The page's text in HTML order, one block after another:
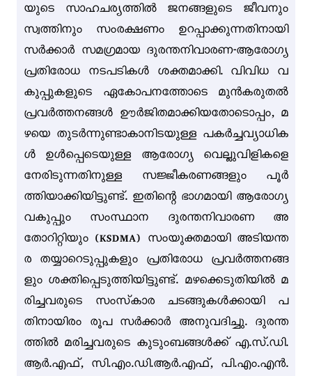
യുടെ സാഹചര്യത്തിൽ ജനങ്ങളുടെ ജീവനും
സ്വത്തിനും സംരക്ഷണം ഉറപ്പാക്കുന്നതിനായി
സർക്കാർ സമഗ്രമായ ദുരന്തനിവാരണ-ആരോഗ്യ
പ്രതിരോധ നടപടികൾ ശക്തമാക്കി. വിവിധ വ
കുപ്പുകളുടെ ഏകോപനത്തോടെ മുൻകരുതൽ
പ്രവർത്തനങ്ങൾ ഊർജിതമാക്കിയതോടൊപ്പം, മ
ഴയെ തുടർന്നുണ്ടാകാനിടയുള്ള പകർച്ചവ്യാധിക
ൾ ഉൾപ്പെടെയുള്ള ആരോഗ്യ വെല്ലുവിളികളെ
നേരിടുന്നതിനുള്ള സജ്ജീകരണങ്ങളും പൂർ
ത്തിയാക്കിയിട്ടുണ്ട്. ഇതിന്റെ ഭാഗമായി ആരോഗ്യ
വകുപ്പും സംസ്ഥാന ദുരന്തനിവാരണ അ
തോറിറ്റിയും (KSDMA) സംയുക്തമായി അടിയന്ത
ര തയ്യാറെടുപ്പുകളും പ്രതിരോധ പ്രവർത്തനങ്ങ
ളും ശക്തിപ്പെടുത്തിയിട്ടുണ്ട്. മഴക്കെടുതിയിൽ മ
രിച്ചവരുടെ സംസ്‌കാര ചടങ്ങുകൾക്കായി പ
തിനായിരം രൂപ സർക്കാർ അനുവദിച്ചു. ദുരന്ത
ത്തിൽ മരിച്ചവരുടെ കുടുംബങ്ങൾക്ക് എ.സ്.ഡി.
ആർ.എഫ്, സി.എം.ഡി.ആർ.എഫ്, പി.എം.എൻ.